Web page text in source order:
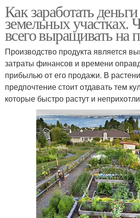
Как заработать
земельных участках.
всего выращивать на
Производство продукта является
затраты финансов и времени
прибылью от его продажи. В
предпочтение стоит отдавать тем
которые быстро растут и